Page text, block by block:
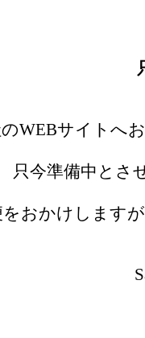
のWEBサイトへ
只今準備中とさ
をおかけします